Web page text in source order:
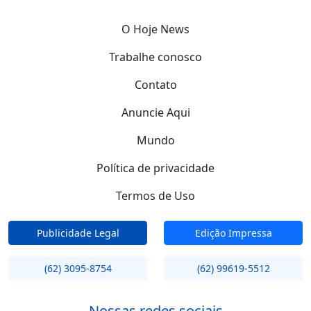
O Hoje News
Trabalhe conosco
Contato
Anuncie Aqui
Mundo
Política de privacidade
Termos de Uso
Publicidade Legal Edição Impressa
(62) 3095-8754 (62) 99619-5512